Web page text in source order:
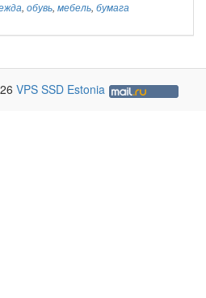
, обувь, мебель, бумага
VPS SSD Estonia